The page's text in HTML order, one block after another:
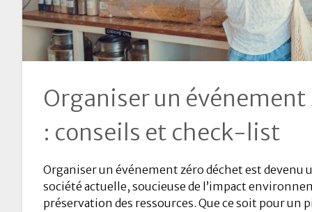
Organiser un
: conseils et check-list
Organiser un événement zéro déchet est devenu
société actuelle, soucieuse de l’impact
préservation des ressources. Que ce soit pour un